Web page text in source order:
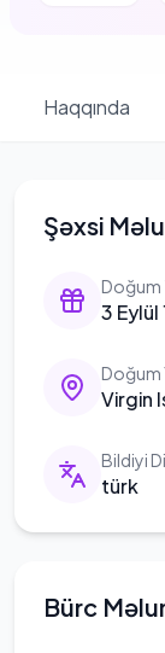
Haqqında
Şəxsi
Doğum
3 Eylül
Doğum
Virgin
Bildiyi
türk
Bürc